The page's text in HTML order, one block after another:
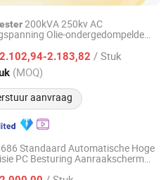
200kVA 250kv AC
Olie-ondergedompelde
Testset IEC60243
2.183,82 / Stuk
(MOQ)
aanvraag
Manufacturing Co., Ltd
2026
Standaard Automatische Hoge
PC Besturing Aanraakscherm
DEVELOPMENT LIMITED